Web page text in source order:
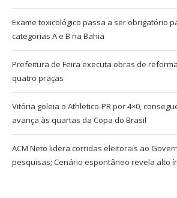
Exame toxicológico passa a ser obrigatório
categorias A e B na Bahia
Prefeitura de Feira executa obras de
quatro praças
Vitória goleia o Athletico-PR por 4×0,
avança às quartas da Copa do Brasil
ACM Neto lidera corridas eleitorais ao
pesquisas; Cenário espontâneo revela alto